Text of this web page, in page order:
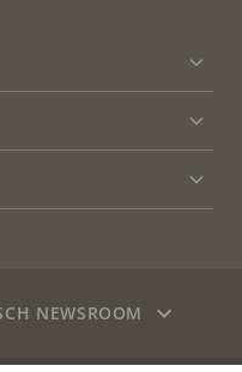
von Axis
NEWSROOM